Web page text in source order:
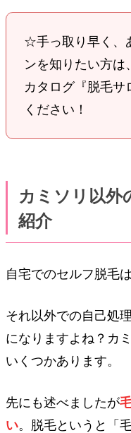
☆手っ取り早く、
ンを知りたい方は
カタログ『脱毛サ
ください！
カミソリ以外
紹介
自宅でのセルフ脱毛
それ以外での自己処
になりますよね？カ
いくつかあります。
先にも述べましたが
い。脱毛というと「